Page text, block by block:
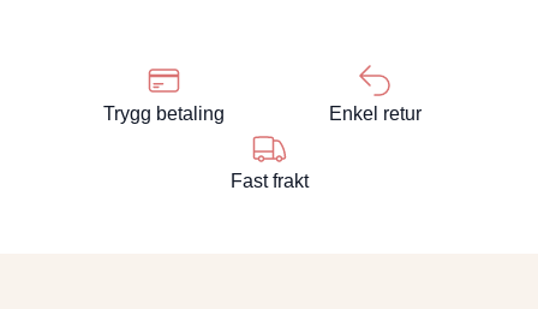
Trygg betaling Enkel retur
Fast frakt